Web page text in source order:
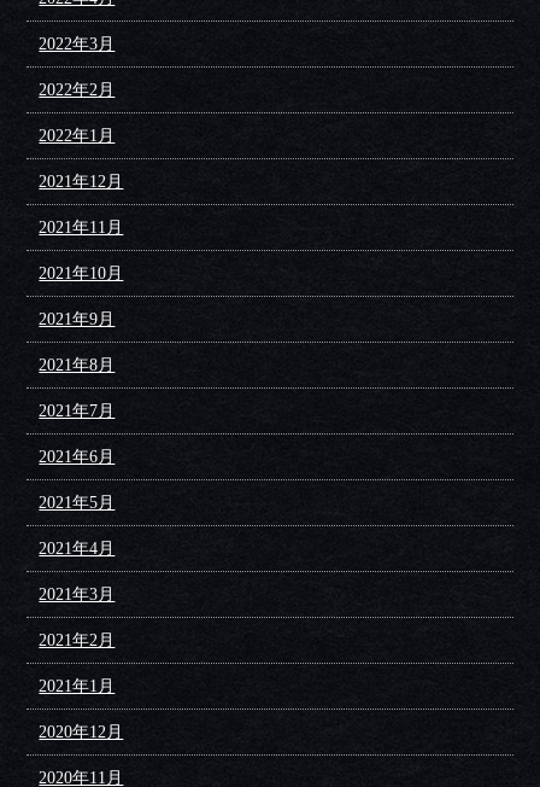
2022年3月
2022年2月
2022年1月
2021年12月
2021年11月
2021年10月
2021年9月
2021年8月
2021年7月
2021年6月
2021年5月
2021年4月
2021年3月
2021年2月
2021年1月
2020年12月
2020年11月